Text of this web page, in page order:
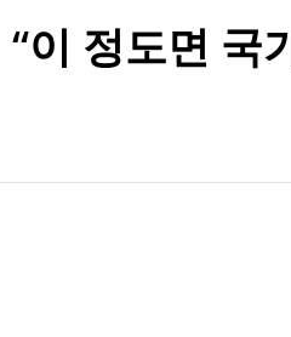
이 정도면 국